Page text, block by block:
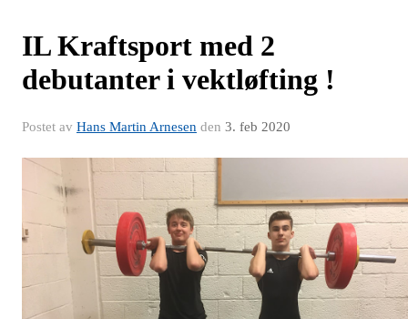
IL Kraftsport med 2
debutanter i vektløfting !
Postet av Hans Martin Arnesen den 3. feb 2020